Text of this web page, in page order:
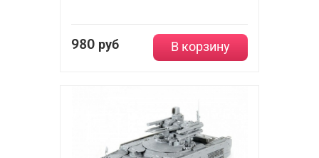
980 руб В корзину